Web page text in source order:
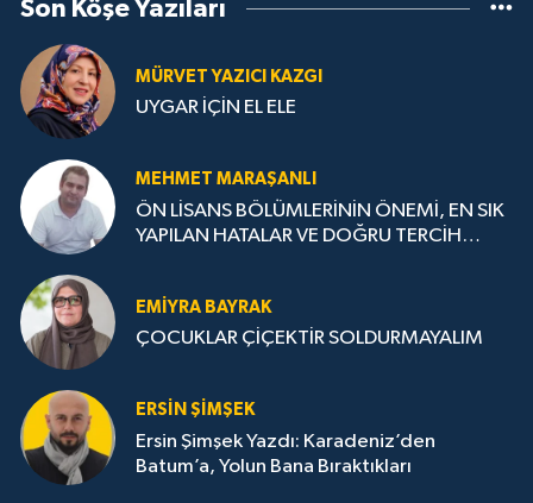
Son Köşe Yazıları
MÜRVET YAZICI KAZGI
UYGAR İÇİN EL ELE
MEHMET MARAŞANLI
ÖN LİSANS BÖLÜMLERİNİN ÖNEMİ, EN SIK
YAPILAN HATALAR VE DOĞRU TERCİH
EMIYRA BAYRAK
ÇOCUKLAR ÇİÇEKTİR SOLDURMAYALIM
ERSIN ŞIMŞEK
Ersin Şimşek Yazdı: Karadeniz’den
Batum’a, Yolun Bana Bıraktıkları